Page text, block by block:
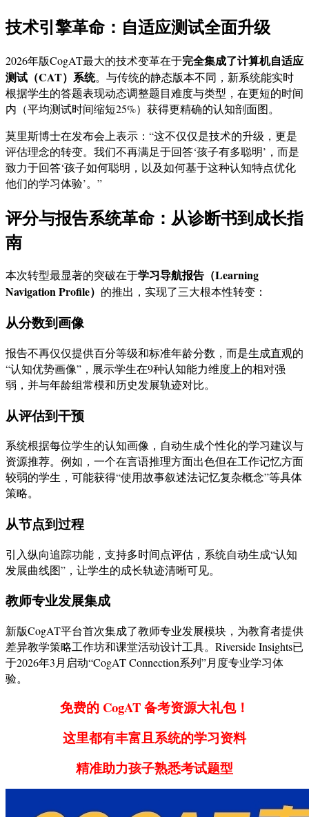
技术引擎革命：自适应测试全面升级
2026年版CogAT最大的技术变革在于完全集成了计算机自适应
测试（CAT）系统。与传统的静态版本不同，新系统能实时
根据学生的答题表现动态调整题目难度与类型，在更短的时间
内（平均测试时间缩短25%）获得更精确的认知剖面图。
莫里斯博士在发布会上表示：“这不仅仅是技术的升级，更是
评估理念的转变。我们不再满足于回答‘孩子有多聪明’，而是
致力于回答‘孩子如何聪明，以及如何基于这种认知特点优化
他们的学习体验’。”
评分与报告系统革命：从诊断书到成长指
南
本次转型最显著的突破在于学习导航报告（Learning
Navigation Profile） 的推出，实现了三大根本性转变：
从分数到画像
报告不再仅仅提供百分等级和标准年龄分数，而是生成直观的
“认知优势画像”，展示学生在9种认知能力维度上的相对强
弱，并与年龄组常模和历史发展轨迹对比。
从评估到干预
系统根据每位学生的认知画像，自动生成个性化的学习建议与
资源推荐。例如，一个在言语推理方面出色但在工作记忆方面
较弱的学生，可能获得“使用故事叙述法记忆复杂概念”等具体
策略。
从节点到过程
引入纵向追踪功能，支持多时间点评估，系统自动生成“认知
发展曲线图”，让学生的成长轨迹清晰可见。
教师专业发展集成
新版CogAT平台首次集成了教师专业发展模块，为教育者提供
差异教学策略工作坊和课堂活动设计工具。Riverside Insights已
于2026年3月启动“CogAT Connection系列”月度专业学习体
验。
免费的 CogAT 备考资源大礼包！
这里都有丰富且系统的学习资料
精准助力孩子熟悉考试题型